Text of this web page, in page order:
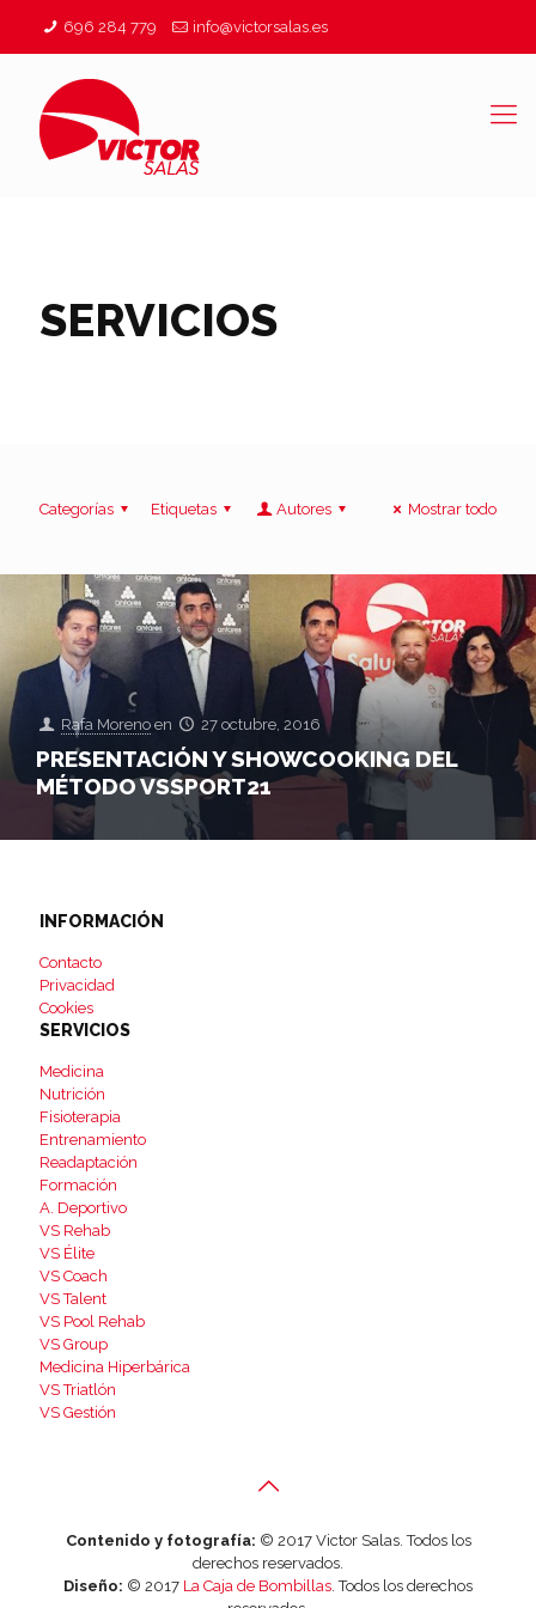
696 284 779 info@victorsalas.es
SERVICIOS
Categorías Etiquetas Autores Mostrar todo
Rafa Moreno en 27 octubre, 2016
PRESENTACIÓN Y SHOWCOOKING DEL
MÉTODO VSSPORT21
INFORMACIÓN
Contacto
Privacidad
Cookies
SERVICIOS
Medicina
Nutrición
Fisioterapia
Entrenamiento
Readaptación
Formación
A. Deportivo
VS Rehab
VS Élite
VS Coach
VS Talent
VS Pool Rehab
VS Group
Medicina Hiperbárica
VS Triatlón
VS Gestión
Contenido y fotografía: © 2017 Victor Salas. Todos los
derechos reservados.
Diseño: © 2017 La Caja de Bombillas . Todos los derechos